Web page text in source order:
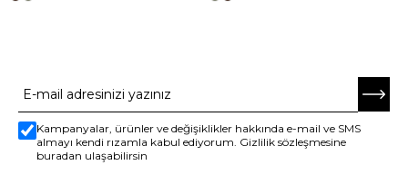
Kampanyalar, ürünler ve değişiklikler hakkında e-mail ve SMS
almayı kendi rızamla kabul ediyorum. Gizlilik sözleşmesine
buradan ulaşabilirsin